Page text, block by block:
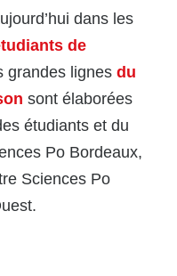
dans les
de
grandes lignes du
sont élaborées
étudiants et du
Po Bordeaux,
Sciences Po